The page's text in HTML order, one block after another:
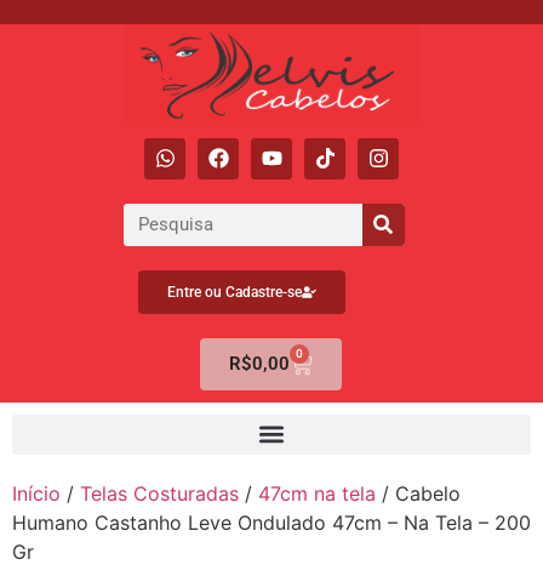
Entre ou Cadastre-se
R$0,00 0
Início / Telas Costuradas / 47cm na tela / Cabelo
Humano Castanho Leve Ondulado 47cm – Na Tela – 200
Gr